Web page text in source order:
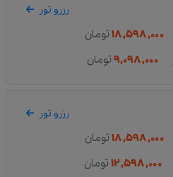
رزرو تور
۱۸,۵۹۸,۰۰۰ تومان
۹,۰۹۸,۰۰۰ تومان
رزرو تور
۱۸,۵۹۸,۰۰۰ تومان
۱۲,۵۹۸,۰۰۰ تومان